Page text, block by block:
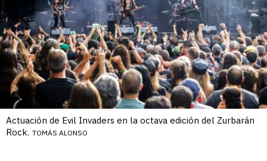
Actuación de Evil Invaders en la octava edición del Zurbarán
Rock. TOMÁS ALONSO